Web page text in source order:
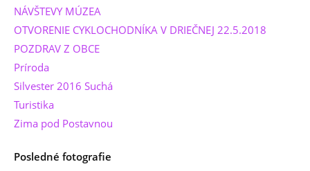
NÁVŠTEVY MÚZEA
OTVORENIE CYKLOCHODNÍKA V DRIEČNEJ 22.5.2018
POZDRAV Z OBCE
Príroda
Silvester 2016 Suchá
Turistika
Zima pod Postavnou
Posledné fotografie